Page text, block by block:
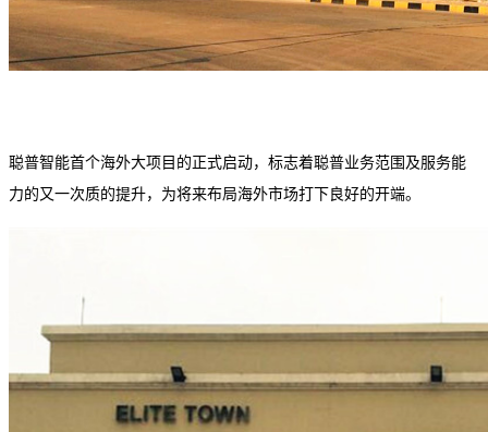
聪普智能首个海外大项目的正式启动，标志着聪普业务范围及服务能
力的又一次质的提升，为将来布局海外市场打下良好的开端。